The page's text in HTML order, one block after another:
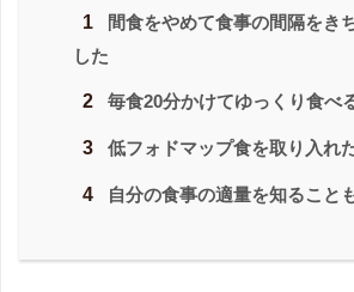
1
間食をやめて食事の間隔をき
した
2 毎食20分かけてゆっくり食べ
3 低フォドマップ食を取り入れ
4 自分の食事の適量を知ること